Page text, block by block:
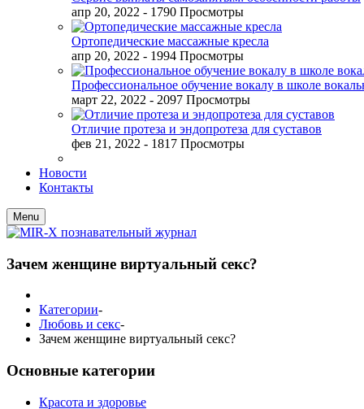
апр 20, 2022 - 1790 Просмотры
Ортопедические массажные кресла
апр 20, 2022 - 1994 Просмотры
Профессиональное обучение вокалу в школе
март 22, 2022 - 2097 Просмотры
Отличие протеза и эндопротеза для суставов
фев 21, 2022 - 1817 Просмотры
Новости
Контакты
Menu
Зачем женщине виртуальный секс?
Категории-
Любовь и секс-
Зачем женщине виртуальный секс?
Основные категории
Красота и здоровье